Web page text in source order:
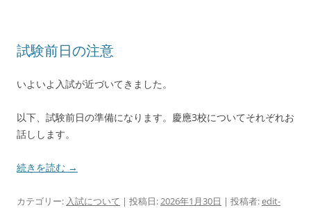
試験前日の注意
いよいよ入試が近づいてきました。
以下、試験前日の準備になります。慶應3校についてそれぞれお
話しします。
続きを読む →
カテゴリー: 入試について | 投稿日:2026年1月30日 | 投稿者:edit-